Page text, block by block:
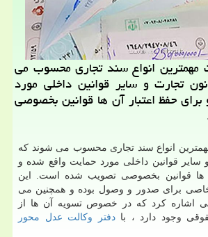
انواع سند تجاری محسوب می
تجارت و سایر قوانین داخلی مورد
حفظ اعتبار آن ها قوانین بخصوصی
انواع سند تجاری محسوب می شوند که
قوانین داخلی مورد حمایت واقع شده و
ها قوانین بخصوصی تصویب شده است. این
خاصی برای صدور و وصول بوده و همچنین می
اشاره کرد که در خصوص تسویه آن ها از
وجود دارد ، بادفتر وکالت عدل محور